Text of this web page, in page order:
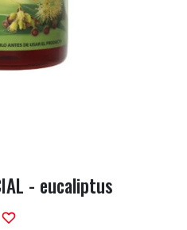
- eucaliptus